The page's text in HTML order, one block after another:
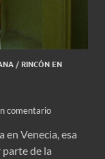
/ RINCÓN EN
comentario
en Venecia, esa
de la